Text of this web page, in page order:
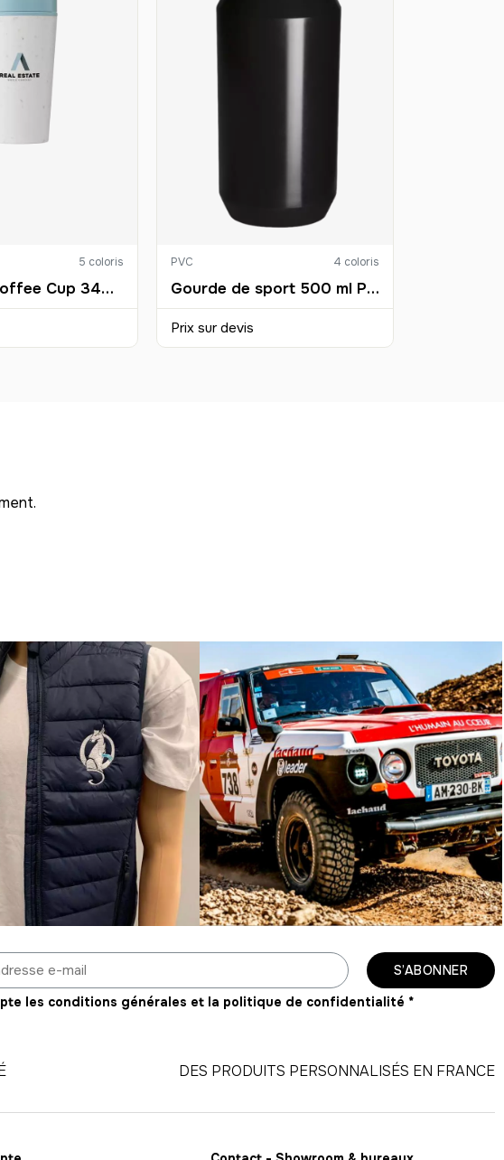
5 coloris
Recycled Coffee Cup 340 ML Personnalisé
PVC 4 coloris
Gourde de sport 500 ml Personnalisée
Prix sur devis
S’ABONNER
les conditions générales et la politique de confidentialité *
DES PRODUITS PERSONNALISÉS EN FRANCE